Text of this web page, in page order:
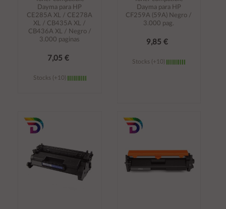
Dayma para HP
CE285A XL / CE278A
XL / CB435A XL /
CB436A XL / Negro /
3.000 paginas
7,05 €
Stocks (+10)
Dayma para HP
CF259A (59A) Negro /
3.000 pag.
9,85 €
Stocks (+10)